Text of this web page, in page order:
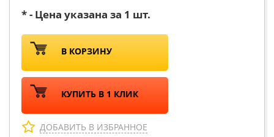
* - Цена указана за 1 шт.
В КОРЗИНУ
КУПИТЬ В 1 КЛИК
ДОБАВИТЬ В ИЗБРАННОЕ